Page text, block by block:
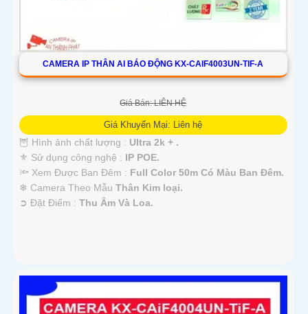
CAMERA IP THÂN AI BÁO ĐỘNG KX-CAIF4003UN-TIF-A
Giá Bán: LIÊN HỆ
Giá Khuyến Mại: Liên hệ
🦉 Hình ảnh chất lượng : Ultra 2k + .
⚜️ Sử dụng công nghệ : IP POE.
🔦 Xem Được Ban Đêm : Full Color 50m Có Màu Ban Ðêm.
❄ Camera Theo Mẫu Thân Kim loại.
️➲ Đặt Điểm : Thu Âm Và Loa.